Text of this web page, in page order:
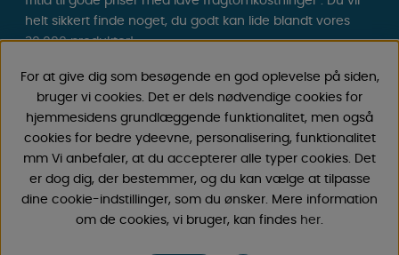
helt sikkert finde noget, du godt kan lide blandt vores
30.000 produkter!
Følg os på Facebook og Instagram for inspiration,
nyheder og eksklusive tilbud. Campinglivet begynder
hos os!
For at give dig som besøgende en god oplevelse på siden,
bruger vi cookies. Det er dels nødvendige cookies for
hjemmesidens grundlæggende funktionalitet, men også
cookies for bedre ydeevne, personalisering, funktionalitet
mm Vi anbefaler, at du accepterer alle typer cookies. Det
er dog dig, der bestemmer, og du kan vælge at tilpasse
dine cookie-indstillinger, som du ønsker. Mere information
om de cookies, vi bruger, kan findes her.